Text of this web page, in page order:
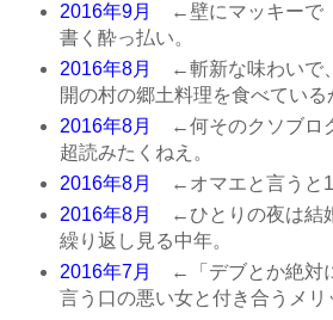
2016年9月
←壁にマッキーで
書く酔っ払い。
2016年8月
←斬新な味わいで
開の村の郷土料理を食べている
2016年8月
←何そのクソブロ
超読みたくねえ。
2016年8月
←オマエと言うと
2016年8月
←ひとりの夜は結
繰り返し見る中年。
2016年7月
←「デブとか絶対
言う口の悪い女と付き合うメリ